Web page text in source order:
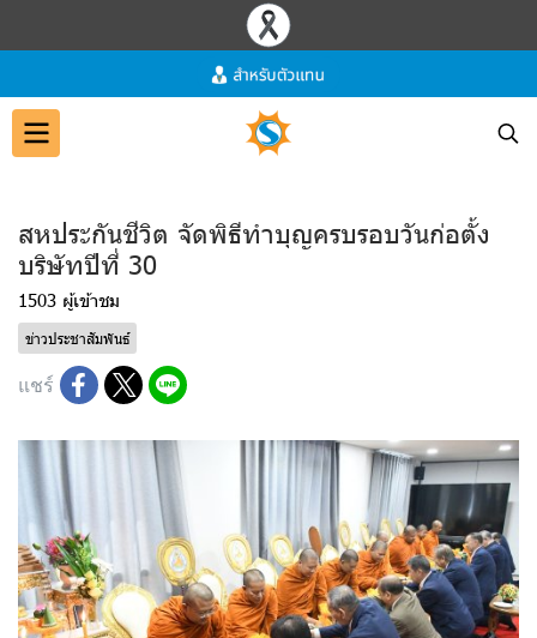
สหประกันชีวิต จัดพิธีทำบุญครบรอบวันก่อตั้ง
บริษัทปีที่ 30
1503 ผู้เข้าชม
ข่าวประชาสัมพันธ์
แชร์